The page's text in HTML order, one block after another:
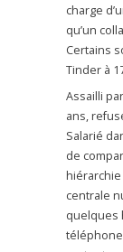
charge
qu’un
Certains
Tinder à
Assailli
ans,
Salarié
de
hiérarchie
centrale
quelques